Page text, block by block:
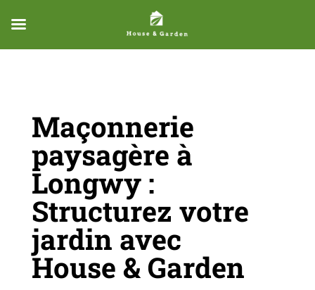
Maçonnerie
paysagère à
Longwy :
Structurez votre
jardin avec
House & Garden